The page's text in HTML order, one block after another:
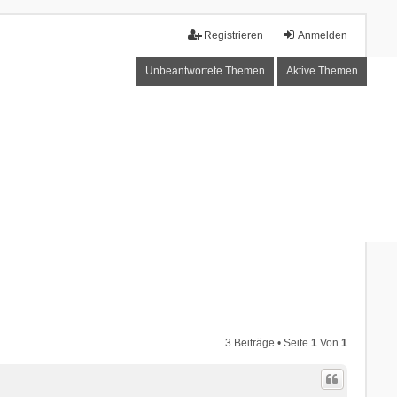
Anmelden
Registrieren
Unbeantwortete Themen Aktive Themen
3 Beiträge • Seite1 Von1